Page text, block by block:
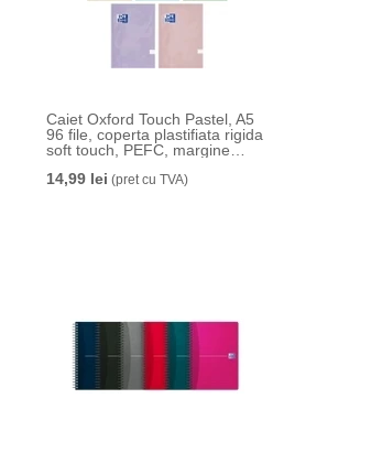
Caiet Oxford Touch Pastel, A5
96 file, coperta plastifiata rigida
soft touch, PEFC, margine
pastel
14,99 lei (pret cu TVA)